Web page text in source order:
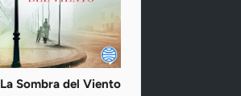
La Sombra del Viento